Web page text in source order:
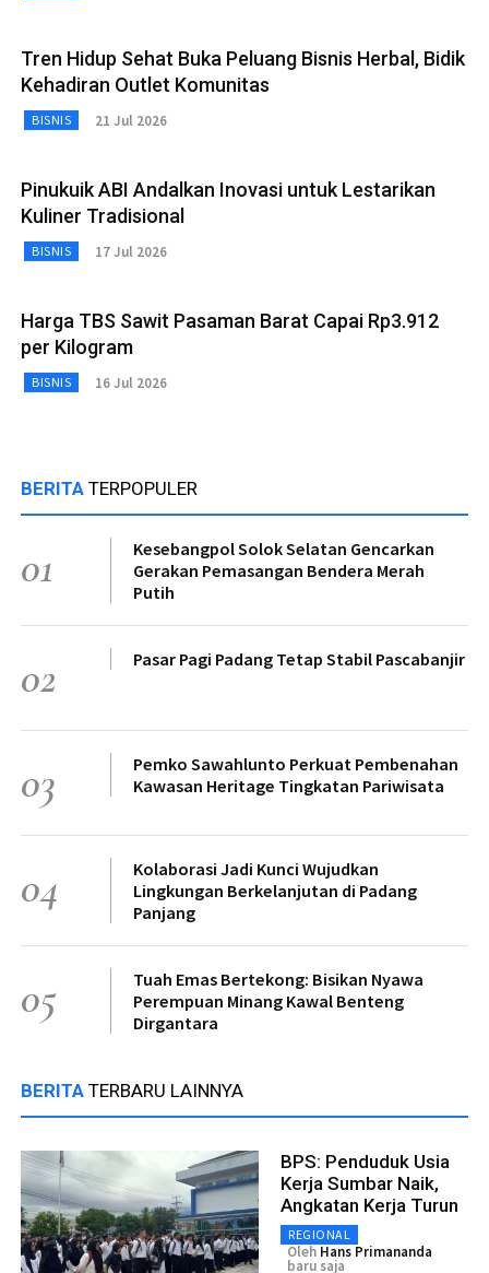
Tren Hidup Sehat Buka Peluang Bisnis Herbal, Bidik
Kehadiran Outlet Komunitas
BISNIS 21 Jul 2026
Pinukuik ABI Andalkan Inovasi untuk Lestarikan
Kuliner Tradisional
BISNIS 17 Jul 2026
Harga TBS Sawit Pasaman Barat Capai Rp3.912
per Kilogram
BISNIS 16 Jul 2026
BERITA TERPOPULER
01
Kesebangpol Solok Selatan Gencarkan
Gerakan Pemasangan Bendera Merah
Putih
02 Pasar Pagi Padang Tetap Stabil Pascabanjir
03
Pemko Sawahlunto Perkuat Pembenahan
Kawasan Heritage Tingkatan Pariwisata
04
Kolaborasi Jadi Kunci Wujudkan
Lingkungan Berkelanjutan di Padang
Panjang
05
Tuah Emas Bertekong: Bisikan Nyawa
Perempuan Minang Kawal Benteng
Dirgantara
BERITA TERBARU LAINNYA
BPS: Penduduk Usia
Kerja Sumbar Naik,
Angkatan Kerja Turun
REGIONAL
Oleh Hans Primananda
baru saja